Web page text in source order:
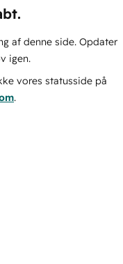
af denne side. Opdater
igen.
vores statusside på
.